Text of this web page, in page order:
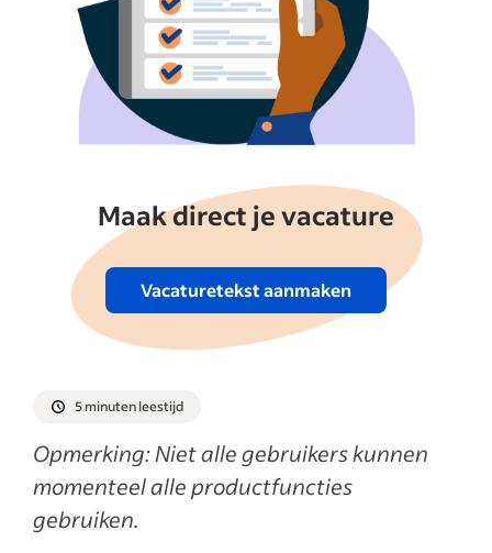
Samenwerken met je recruitmentteam
Veelgestelde vragen over het beheren van
kandidaten op Indeed
Meer weergeven
Maak direct je vacature
Vacaturetekst aanmaken
5 minuten leestijd
Opmerking: Niet alle gebruikers kunnen
momenteel alle productfuncties
gebruiken.